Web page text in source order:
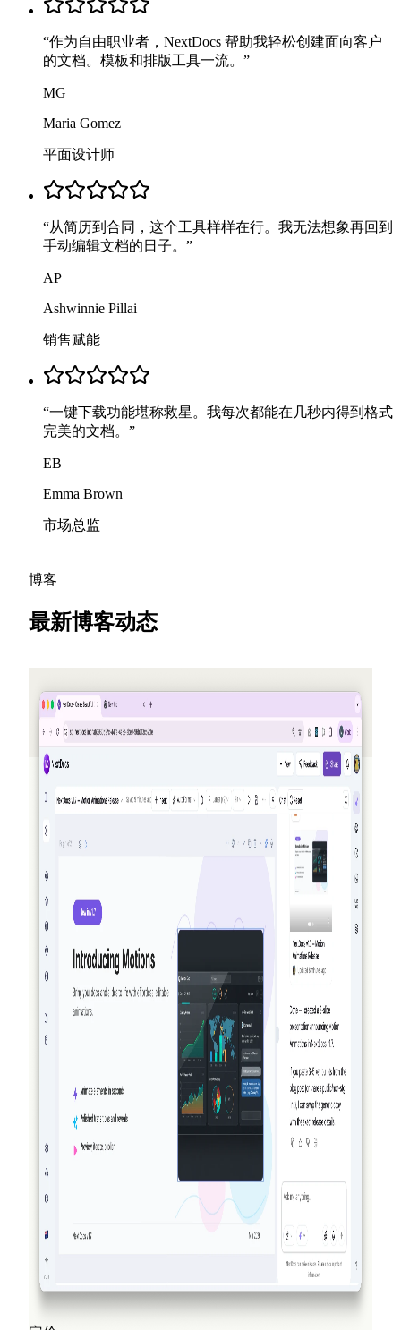
“作为自由职业者，NextDocs 帮助我轻松创建面向客户
的文档。模板和排版工具一流。 ”
MG
Maria Gomez
平面设计师
“从简历到合同，这个工具样样在行。我无法想象再回到
手动编辑文档的日子。 ”
AP
Ashwinnie Pillai
销售赋能
“一键下载功能堪称救星。我每次都能在几秒内得到格式
完美的文档。 ”
EB
Emma Brown
市场总监
博客
最新博客动态
邀请朋友，赚取积分 — NextDocs v1.10
一个全新的推荐计划，在每次有人注册时为你和你的朋
友赚取积分 — 每月最高可达 50 美元。此外还将新增公
开的 Offers 页、面向 Pro+ 与 Ultra 的 Premium 模型，以
及对 AI Memory 的补充回顾。
阅读更多
2026-03-27
真正具备代理性：NextDocs 如何创建、验证
并改进你的文档与演示文稿
NextDocs 不再只是生成并寄希望于结果。到 v1.8 版
本，AI 会创建你的文档、对所生成的内容进行可视化
审查并进行改进——在你看到结果之前就完成整套过
程。没有其他 AI 文档或演示工具能做到这一点。
阅读更多
2026-03-14
NextDocs v1.7.0：动态动画、视频导出及更多
功能
为演示文稿中的任何对象添加入场、退场和强调动画。
NextDocs v1.7.0 带来了动态动画、视频导出以及全新设
计的营销体验。
阅读更多